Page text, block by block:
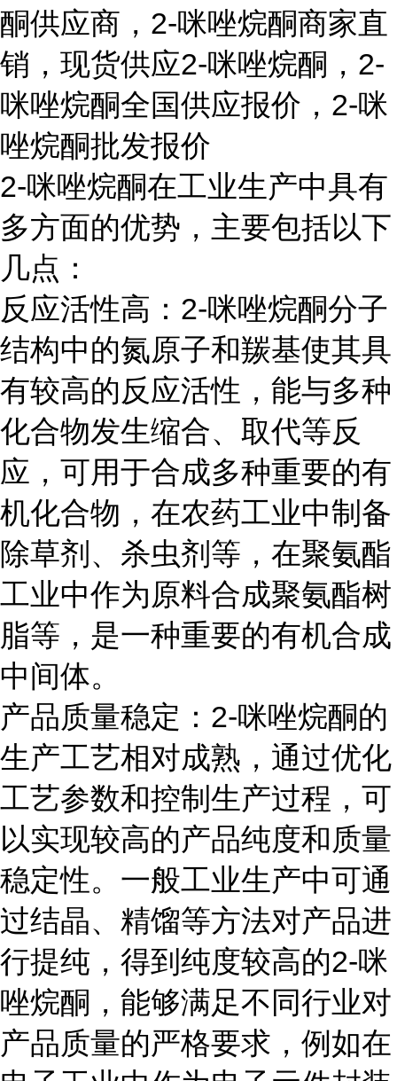
酮供应商，2-咪唑烷酮商家直
销，现货供应2-咪唑烷酮，2-
咪唑烷酮全国供应报价，2-咪
唑烷酮批发报价
2-咪唑烷酮在工业生产中具有
多方面的优势，主要包括以下
几点：
反应活性高：2-咪唑烷酮分子
结构中的氮原子和羰基使其具
有较高的反应活性，能与多种
化合物发生缩合、取代等反
应，可用于合成多种重要的有
机化合物，在农药工业中制备
除草剂、杀虫剂等，在聚氨酯
工业中作为原料合成聚氨酯树
脂等，是一种重要的有机合成
中间体。
产品质量稳定：2-咪唑烷酮的
生产工艺相对成熟，通过优化
工艺参数和控制生产过程，可
以实现较高的产品纯度和质量
稳定性。一般工业生产中可通
过结晶、精馏等方法对产品进
行提纯，得到纯度较高的2-咪
唑烷酮，能够满足不同行业对
产品质量的严格要求，例如在